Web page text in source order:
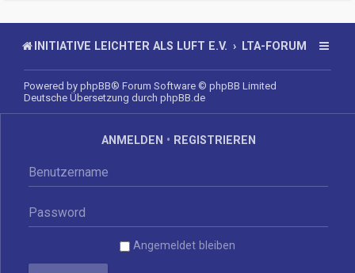
INITIATIVE LEICHTER ALS LUFT E.V. LTA-FORUM
Powered by phpBB® Forum Software © phpBB Limited
Deutsche Übersetzung durch phpBB.de
ANMELDEN • REGISTRIEREN
Angemeldet bleiben